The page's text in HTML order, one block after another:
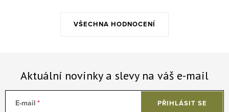
VŠECHNA HODNOCENÍ
Aktuální novinky a slevy na váš e-mail
E-mail PŘIHLÁSIT SE